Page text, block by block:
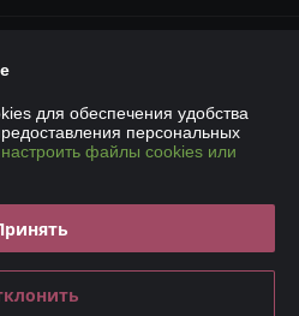
18 – 107Е
для обеспечения удобства
персональных
файлы cookies или